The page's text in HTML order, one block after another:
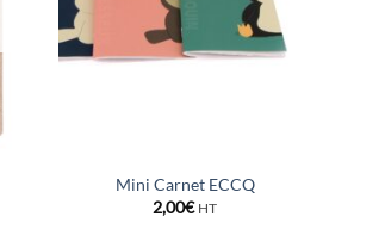
Mini Carnet ECCQ
2,00€ HT